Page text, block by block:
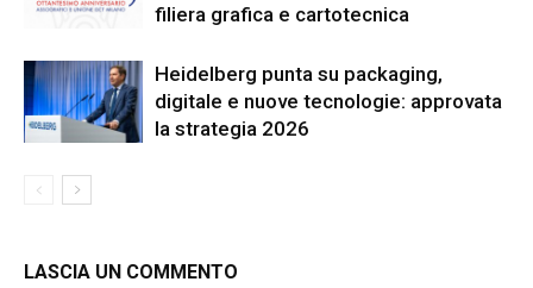
filiera grafica e cartotecnica
Heidelberg punta su packaging,
digitale e nuove tecnologie: approvata
la strategia 2026
LASCIA UN COMMENTO